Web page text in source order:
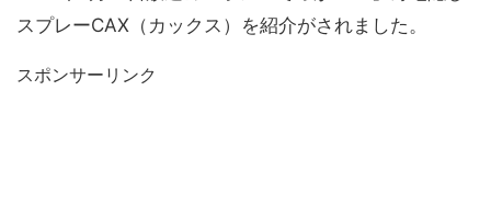
スプレーCAX（カックス）を紹介がされました。
スポンサーリンク